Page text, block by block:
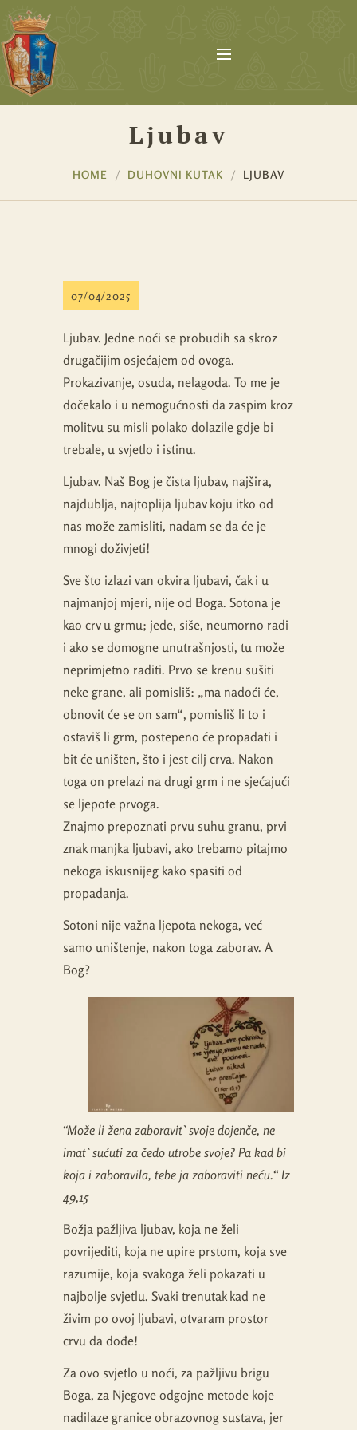
Ljubav
HOME DUHOVNI KUTAK LJUBAV
07/04/2025
Ljubav. Jedne noći se probudih sa skroz
drugačijim osjećajem od ovoga.
Prokazivanje, osuda, nelagoda. To me je
dočekalo i u nemogućnosti da zaspim kroz
molitvu su misli polako dolazile gdje bi
trebale, u svjetlo i istinu.
Ljubav. Naš Bog je čista ljubav, najšira,
najdublja, najtoplija ljubav koju itko od
nas može zamisliti, nadam se da će je
mnogi doživjeti!
Sve što izlazi van okvira ljubavi, čak i u
najmanjoj mjeri, nije od Boga. Sotona je
kao crv u grmu; jede, siše, neumorno radi
i ako se domogne unutrašnjosti, tu može
neprimjetno raditi. Prvo se krenu sušiti
neke grane, ali pomisliš: „ma nadoći će,
obnovit će se on sam“, pomisliš li to i
ostaviš li grm, postepeno će propadati i
bit će uništen, što i jest cilj crva. Nakon
toga on prelazi na drugi grm i ne sjećajući
se ljepote prvoga.
Znajmo prepoznati prvu suhu granu, prvi
znak manjka ljubavi, ako trebamo pitajmo
nekoga iskusnijeg kako spasiti od
propadanja.
Sotoni nije važna ljepota nekoga, već
samo uništenje, nakon toga zaborav. A
Bog?
“Može li žena zaboravit` svoje dojenče, ne
imat` sućuti za čedo utrobe svoje? Pa kad bi
koja i zaboravila, tebe ja zaboraviti neću.“ Iz
49,15
Božja pažljiva ljubav, koja ne želi
povrijediti, koja ne upire prstom, koja sve
razumije, koja svakoga želi pokazati u
najbolje svjetlu. Svaki trenutak kad ne
živim po ovoj ljubavi, otvaram prostor
crvu da dođe!
Za ovo svjetlo u noći, za pažljivu brigu
Boga, za Njegove odgojne metode koje
nadilaze granice obrazovnog sustava, jer